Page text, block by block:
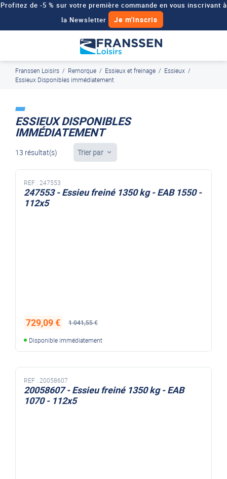
Profitez de -5 % sur votre première commande en vous inscrivant à
la Newsletter
Je m'inscris
Demander un devis
Paiement en ligne sécurisé, en 4x par Paypal J'en profite
Franssen Loisirs / Remorque / Essieux et freinage / Essieux /
Essieux Disponibles immédiatement
ESSIEUX DISPONIBLES
IMMÉDIATEMENT
13 résultat(s) Trier par
REF : 247553
247553 - Essieu freiné 1350 kg - EAB 1550 -
112x5
1 041,55 €
729,09 €
Disponible immédiatement
REF : 20058607
20058607 - Essieu freiné 1350 kg - EAB
1070 - 112x5